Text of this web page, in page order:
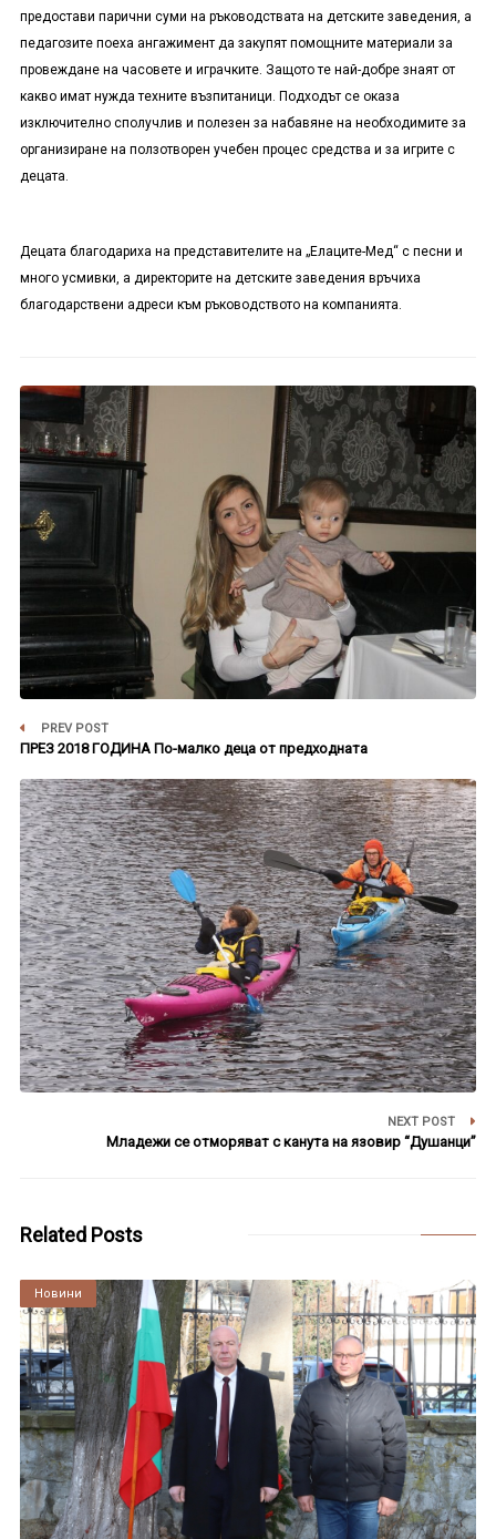
предостави парични суми на ръководствата на детските заведения, а
педагозите поеха ангажимент да закупят помощните материали за
провеждане на часовете и играчките. Защото те най-добре знаят от
какво имат нужда техните възпитаници. Подходът се оказа
изключително сполучлив и полезен за набавяне на необходимите за
организиране на ползотворен учебен процес средства и за игрите с
децата.
Децата благодариха на представителите на „Елаците-Мед“ с песни и
много усмивки, а директорите на детските заведения връчиха
благодарствени адреси към ръководството на компанията.
PREV POST
ПРЕЗ 2018 ГОДИНА По-малко деца от предходната
NEXT POST
Младежи се отморяват с канута на язовир “Душанци”
Related Posts
Култура
Новини